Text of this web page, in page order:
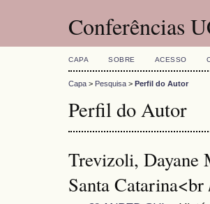
Conferências
CAPA SOBRE ACESSO
Capa > Pesquisa > Perfil do Autor
Perfil do Autor
Trevizoli, Dayane
Santa